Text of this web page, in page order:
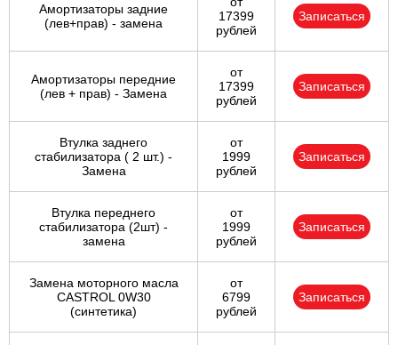
Санкт-Петербург
Саратов
Солнцево
Сочи
Сургут
Тольятти
Тула
Тюмень
Амортизаторы задние
(лев+прав) - замена
17399
рублей
Записаться
Амортизаторы передние
(лев + прав) - Замена
от
17399
рублей
Записаться
Втулка заднего
стабилизатора ( 2 шт.) -
Замена
от
1999
рублей
Записаться
Втулка переднего
стабилизатора (2шт) -
замена
от
1999
рублей
Записаться
Замена моторного масла
CASTROL 0W30
(синтетика)
от
6799
рублей
Записаться